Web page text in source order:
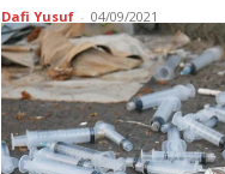
Dafi Yusuf - 04/09/2021